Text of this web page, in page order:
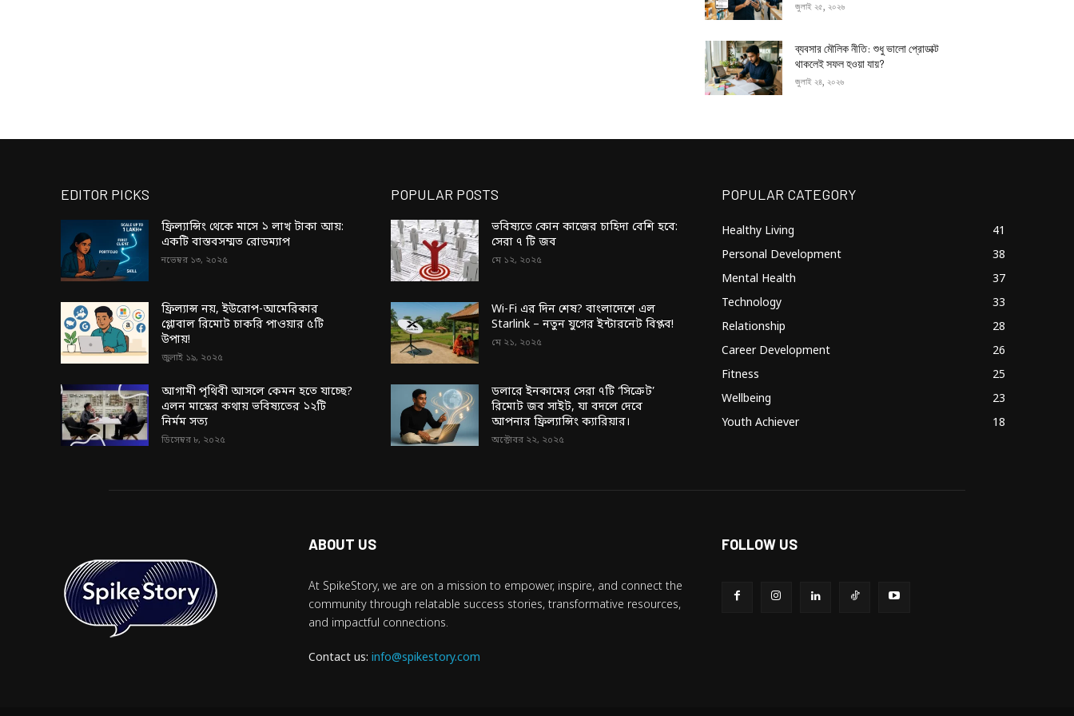
জুলাই ২৫, ২০২৬
ব্যবসার মৌলিক নীতি: শুধু ভালো প্রোডাক্ট
থাকলেই সফল হওয়া যায়?
জুলাই ২৪, ২০২৬
EDITOR PICKS
ফ্রিল্যান্সিং থেকে মাসে ১ লাখ টাকা আয়:
একটি বাস্তবসম্মত রোডম্যাপ
নভেম্বর ১৩, ২০২৫
ফ্রিল্যান্স নয়, ইউরোপ-আমেরিকার
গ্লোবাল রিমোট চাকরি পাওয়ার ৫টি
উপায়!
জুলাই ১৯, ২০২৫
আগামী পৃথিবী আসলে কেমন হতে যাচ্ছে?
এলন মাস্কের কথায় ভবিষ্যতের ১২টি
নির্মম সত্য
ডিসেম্বর ৮, ২০২৫
POPULAR POSTS
ভবিষ্যতে কোন কাজের চাহিদা বেশি হবে:
সেরা ৭ টি জব
মে ১২, ২০২৫
Wi-Fi এর দিন শেষ? বাংলাদেশে এল
Starlink – নতুন যুগের ইন্টারনেট বিপ্লব!
মে ২১, ২০২৫
ডলারে ইনকামের সেরা ৭টি ‘সিক্রেট’
রিমোট জব সাইট, যা বদলে দেবে
আপনার ফ্রিল্যান্সিং ক্যারিয়ার।
অক্টোবর ২২, ২০২৫
POPULAR CATEGORY
Healthy Living
41
Personal Development
38
Mental Health
37
Technology
33
Relationship
28
Career Development
26
Fitness
25
Wellbeing
23
Youth Achiever
18
ABOUT US
At SpikeStory, we are on a mission to empower, inspire, and connect the
community through relatable success stories, transformative resources,
and impactful connections.
Contact us: info@spikestory.com
FOLLOW US